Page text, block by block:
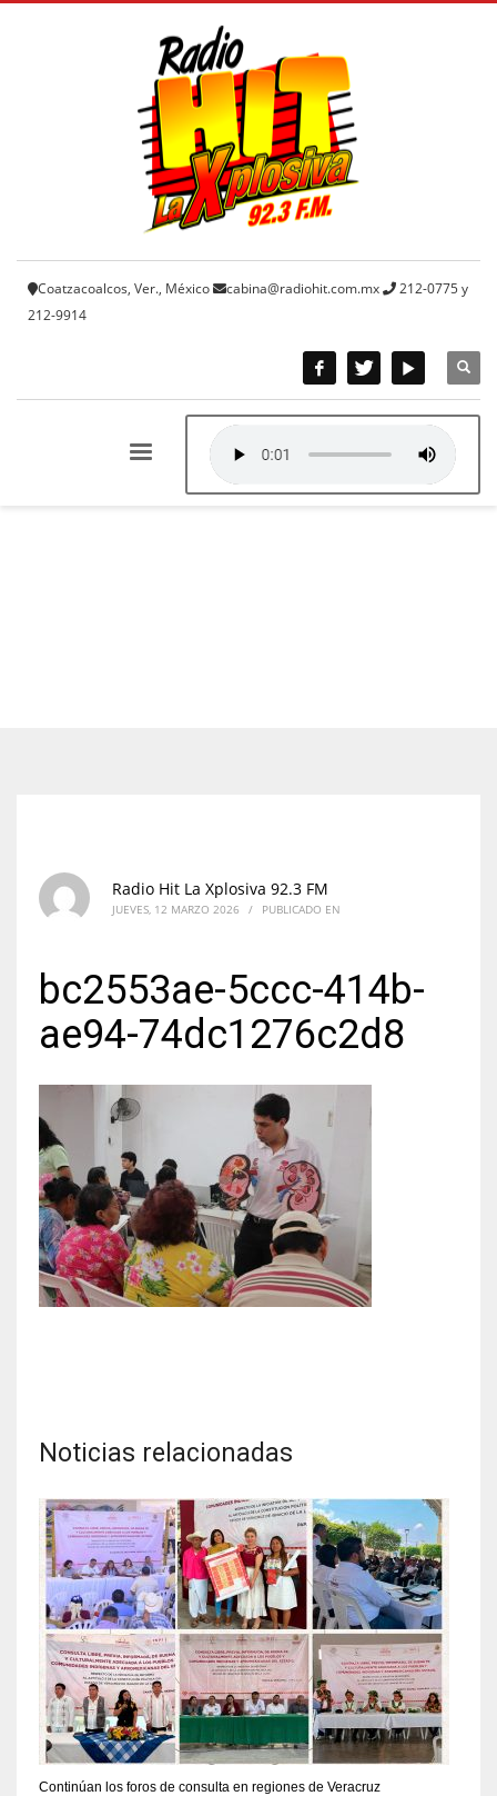
Coatzacoalcos, Ver., México cabina@radiohit.com.mx
212-0775 y
212-9914
Radio Hit La Xplosiva 92.3 FM
JUEVES, 12 MARZO 2026 / PUBLICADO EN
bc2553ae-5ccc-414b-
ae94-74dc1276c2d8
Noticias relacionadas
Continúan los foros de consulta en regiones de Veracruz